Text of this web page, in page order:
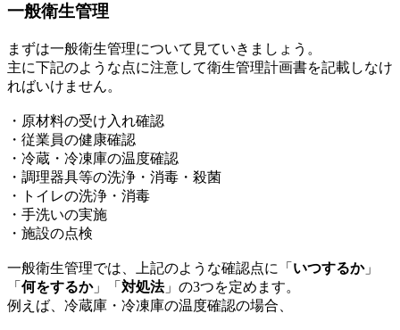
一般衛生管理
まずは一般衛生管理について見ていきましょう。
主に下記のような点に注意して衛生管理計画書を記載しなけ
ればいけません。
・原材料の受け入れ確認
・従業員の健康確認
・冷蔵・冷凍庫の温度確認
・調理器具等の洗浄・消毒・殺菌
・トイレの洗浄・消毒
・手洗いの実施
・施設の点検
一般衛生管理では、上記のような確認点に「 いつするか」
「 何をするか」「 対処法」の3つを定めます。
例えば、冷蔵庫・冷凍庫の温度確認の場合、